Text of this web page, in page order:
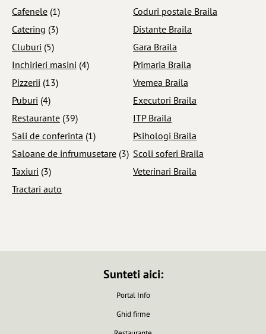
Cafenele (1)
Catering (3)
Cluburi (5)
Inchirieri masini (4)
Pizzerii (13)
Puburi (4)
Restaurante (39)
Sali de conferinta (1)
Saloane de infrumusetare (3)
Taxiuri (3)
Tractari auto
Coduri postale Braila
Distante Braila
Gara Braila
Primaria Braila
Vremea Braila
Executori Braila
ITP Braila
Psihologi Braila
Scoli soferi Braila
Veterinari Braila
Sunteti aici:
Portal Info
Ghid firme